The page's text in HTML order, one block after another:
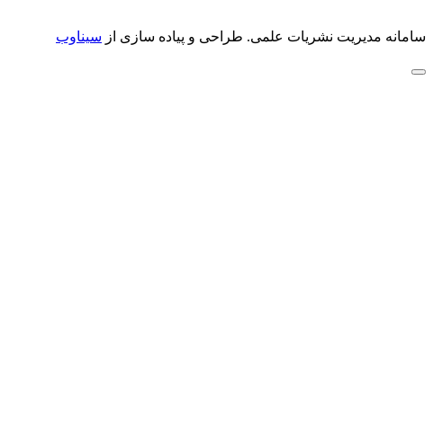
سامانه مدیریت نشریات علمی. طراحی و پیاده سازی از سیناوب